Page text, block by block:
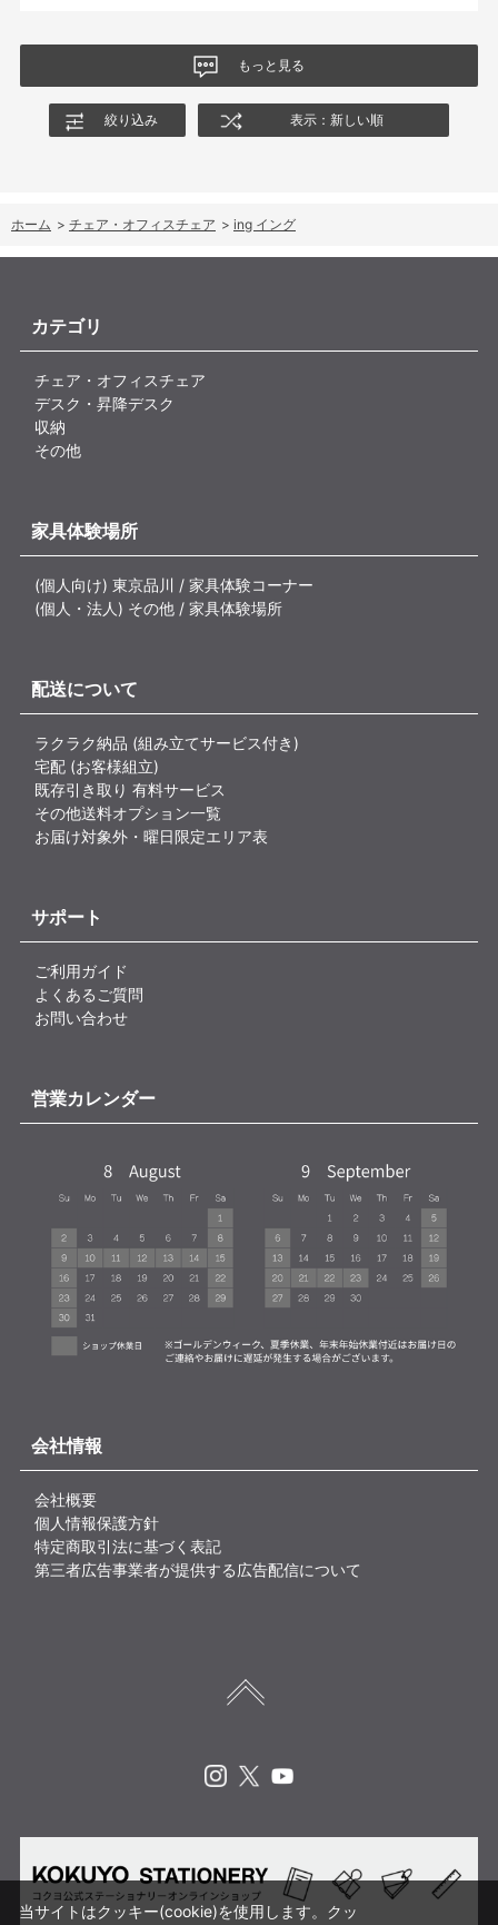
もっと見る
絞り込み 表示：新しい順
ホーム > チェア・オフィスチェア > ing イング
カテゴリ
チェア・オフィスチェア
デスク・昇降デスク
収納
その他
家具体験場所
(個人向け) 東京品川 / 家具体験コーナー
(個人・法人) その他 / 家具体験場所
配送について
ラクラク納品 (組み立てサービス付き)
宅配 (お客様組立)
既存引き取り 有料サービス
その他送料オプション一覧
お届け対象外・曜日限定エリア表
サポート
ご利用ガイド
よくあるご質問
お問い合わせ
営業カレンダー
会社情報
会社概要
個人情報保護方針
特定商取引法に基づく表記
第三者広告事業者が提供する広告配信について
当サイトはクッキー(cookie)を使用します。クッ